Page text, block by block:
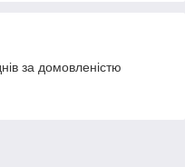
за домовленістю